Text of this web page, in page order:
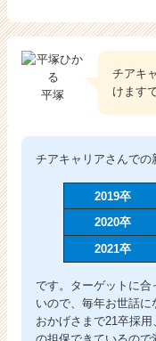
ャ
平塚
チアキ
けます
チアキャリアさんでの
2019卒
2020卒
2021卒
です。ターゲットに合
いので、毎年お世話に
おかげさまで21卒採